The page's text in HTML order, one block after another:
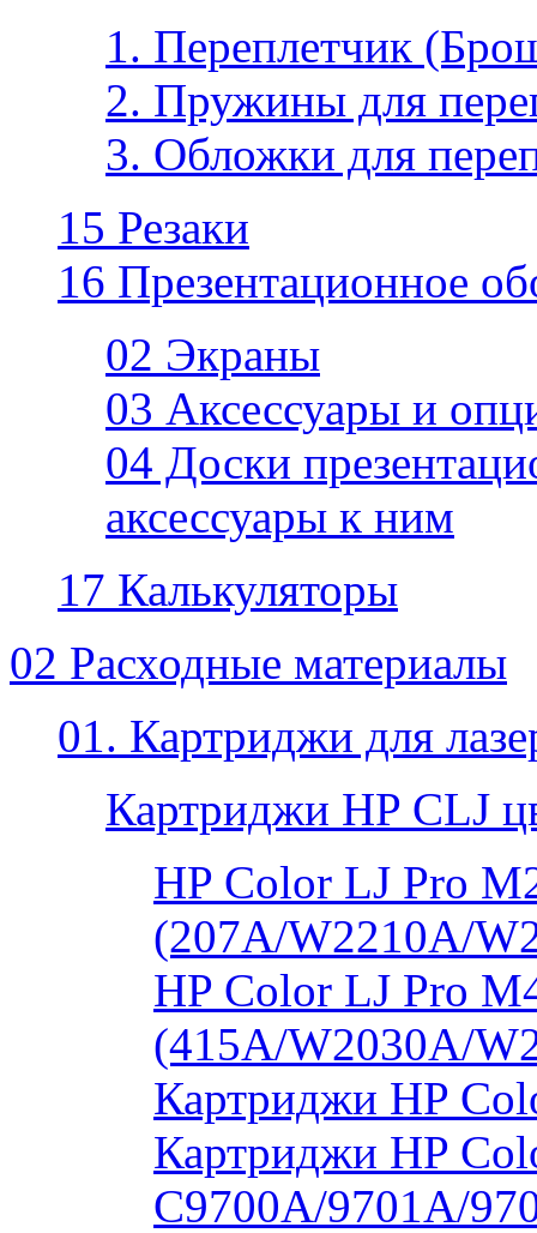
1. Переплетчик
2. Пружины для
3. Обложки для
15 Резаки
16 Презентационное
02 Экраны
03 Аксессуары и
04 Доски
аксессуары к ним
17 Калькуляторы
02 Расходные материалы
01. Картриджи для
Картриджи HP CLJ
HP Color LJ Pro
(207A/W2210A/
HP Color LJ Pro
(415A/W2030A/
Картриджи HP
Картриджи HP
C9700A/9701A/